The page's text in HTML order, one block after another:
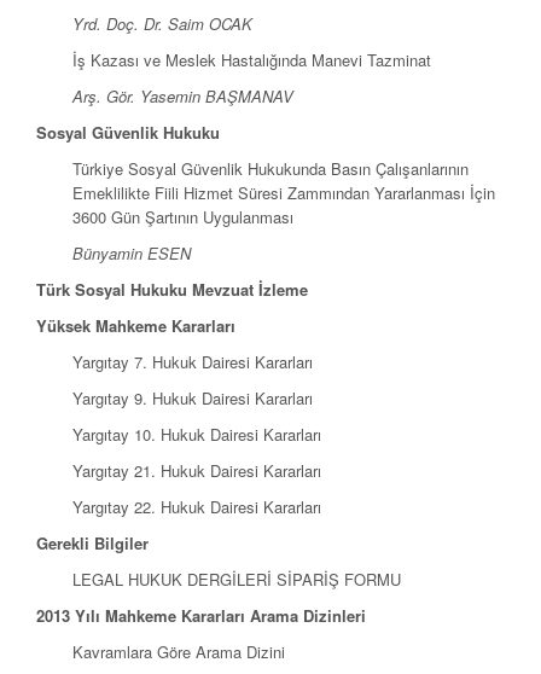
Yrd. Doç. Dr. Saim OCAK
İş Kazası ve Meslek Hastalığında Manevi Tazminat
Arş. Gör. Yasemin BAŞMANAV
Sosyal Güvenlik Hukuku
Türkiye Sosyal Güvenlik Hukukunda Basın Çalışanlarının
Emeklilikte Fiili Hizmet Süresi Zammından Yararlanması İçin
3600 Gün Şartının Uygulanması
Bünyamin ESEN
Türk Sosyal Hukuku Mevzuat İzleme
Yüksek Mahkeme Kararları
Yargıtay 7. Hukuk Dairesi Kararları
Yargıtay 9. Hukuk Dairesi Kararları
Yargıtay 10. Hukuk Dairesi Kararları
Yargıtay 21. Hukuk Dairesi Kararları
Yargıtay 22. Hukuk Dairesi Kararları
Gerekli Bilgiler
LEGAL HUKUK DERGİLERİ SİPARİŞ FORMU
2013 Yılı Mahkeme Kararları Arama Dizinleri
Kavramlara Göre Arama Dizini